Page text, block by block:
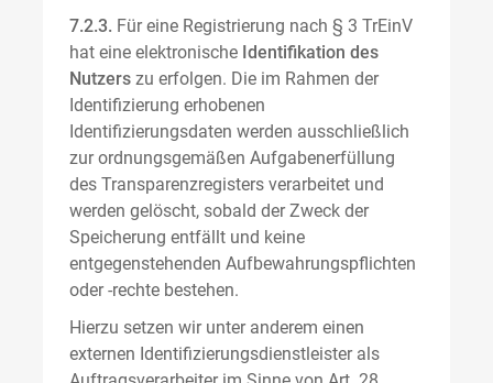
7.2.3. Für eine Registrierung nach § 3 TrEinV
hat eine elektronische Identifikation des
Nutzers zu erfolgen. Die im Rahmen der
Identifizierung erhobenen
Identifizierungsdaten werden ausschließlich
zur ordnungsgemäßen Aufgabenerfüllung
des Transparenzregisters verarbeitet und
werden gelöscht, sobald der Zweck der
Speicherung entfällt und keine
entgegenstehenden Aufbewahrungspflichten
oder -rechte bestehen.
Hierzu setzen wir unter anderem einen
externen Identifizierungsdienstleister als